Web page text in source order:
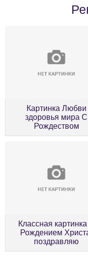
Картинка Любви
здоровья мира С
Рождеством
Классная
Рождением
поздравляю